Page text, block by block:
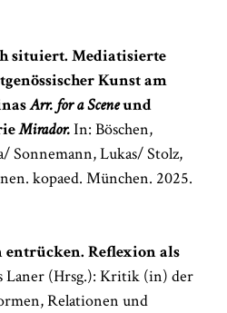
situiert. Mediatisierte
Kunst am
Arr. for a Sceneund
Mirador.In: Böschen,
Sonnemann, Lukas/ Stolz,
kopaed. München. 2025.
entrücken. Reflexion als
Laner (Hrsg.): Kritik (in) der
Relationen und